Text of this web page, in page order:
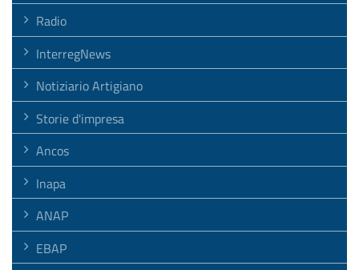
Radio
InterregNews
Notiziario Artigiano
Storie d'impresa
Ancos
Inapa
ANAP
EBAP